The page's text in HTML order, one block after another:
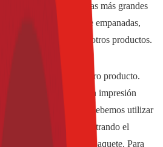
velas, jabones, etc. Las más grandes
de soja, discos de empanadas,
y hamburgesas, entre otros productos.
deseamos dar a nuestro producto.
al paquete común con impresión
su presentación, debemos utilizar
debe realizarse centrando el
lo que se desee en el paquete. Para